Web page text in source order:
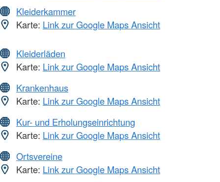
Kleiderkammer
Karte: Link zur Google Maps Ansicht
Kleiderläden
Karte: Link zur Google Maps Ansicht
Krankenhaus
Karte: Link zur Google Maps Ansicht
Kur- und Erholungseinrichtung
Karte: Link zur Google Maps Ansicht
Ortsvereine
Karte: Link zur Google Maps Ansicht